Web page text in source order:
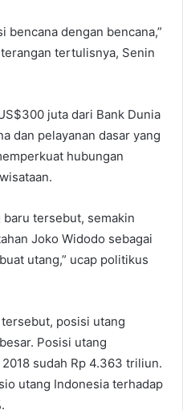
bencana dengan bencana,”
tertulisnya, Senin
juta dari Bank Dunia
dan pelayanan dasar yang
hubungan
baru tersebut, semakin
Joko Widodo sebagai
utang,” ucap politikus
posisi utang
Posisi utang
sudah Rp 4.363 triliun.
utang Indonesia terhadap